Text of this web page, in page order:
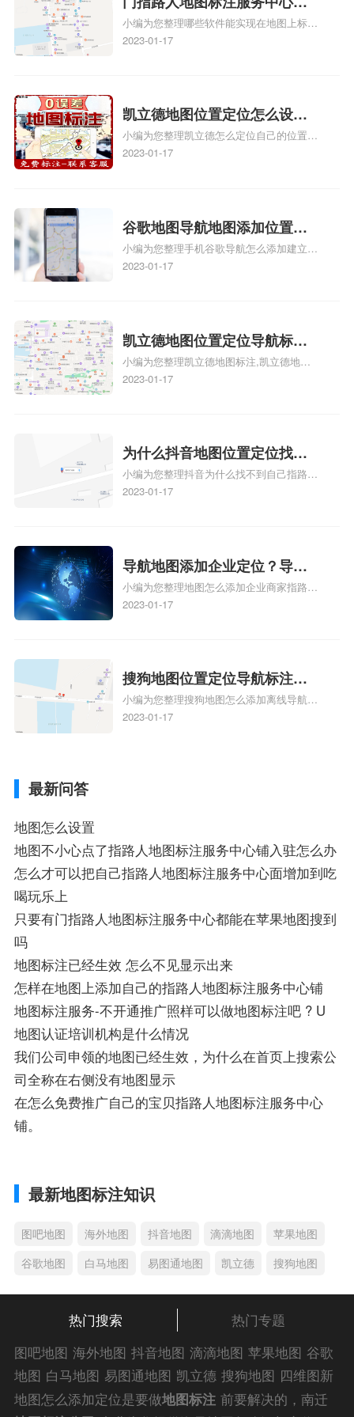
图位置地址标记？门指路人地
图标注服务中心苹果地图位置
小编为您整理哪些软件能实现在地图上标记
门指路人地图标注服务中心位置、门指路人
门指路人地图标注服务中心地址标注上地图
怎么弄相关地图标注知识，详情可查看下方
正文！
2023-01-17
凯立德地图位置定位怎么设置
自己的指路人地图标注服务中
心名？凯立德地图位置定位怎
小编为您整理凯立德怎么定位自己的位置
啊、手机凯立德地图定位怎么设置往上走、
地图标注服务中心铺招牌相关地图标注知
识，详情可查看下方正文！
2023-01-17
谷歌地图导航地图添加位置？
添加谷歌地图导航位置？
小编为您整理手机谷歌导航怎么添加建立多
人位置、如何在地图，谷歌地图添加公司位
2023-01-17
凯立德地图位置定位导航标
注？凯立德地图位置定位,导航,
标注？
小编为您整理凯立德地图标注,凯立德地图
标注怎么做啊、凯立德地图标注,凯立德地
相关地图标注知识，详情可查看下方正文！
2023-01-17
为什么抖音地图位置定位找不
到了？抖音为什么找不到当前
定位了？
小编为您整理抖音为什么找不到自己指路人
地图标注服务中心铺的位置、地图位置更新
服务中心位置、抖音突然不显示定位了相关
地图标注知识，详情可查看下方正文！
2023-01-17
导航地图添加企业定位？导航
定位企业？
小编为您整理地图怎么添加企业商家指路人
地图标注服务中心铺名称、地图怎么添加企
添加企业、地图如何添加企业相关地图标注
知识，详情可查看下方正文！
2023-01-17
搜狗地图位置定位导航标注？
搜狗地图位置定位,导航,标注？
小编为您整理搜狗地图怎么添加离线导航搜
狗地图离线导航怎么用、搜狗地图导航卫星
2023-01-17
最新问答
地图怎么设置
地图不小心点了指路人地图标注服务中心铺入驻怎么办
怎么才可以把自己指路人地图标注服务中心面增加到吃
喝玩乐上
只要有门指路人地图标注服务中心都能在苹果地图搜到
吗
地图标注已经生效 怎么不见显示出来
怎样在地图上添加自己的指路人地图标注服务中心铺
地图标注服务-不开通推广照样可以做地图标注吧 ? U
地图认证培训机构是什么情况
我们公司申领的地图已经生效，为什么在首页上搜索公
司全称在右侧没有地图显示
在怎么免费推广自己的宝贝指路人地图标注服务中心
铺。
最新地图标注知识
图吧地图 海外地图 抖音地图 滴滴地图
苹果地图
谷歌地图
白马地图 易图通地图 凯立德 搜狗地图
热门搜索
热门专题
图吧地图 海外地图 抖音地图 滴滴地图 苹果地图 谷歌
地图 白马地图 易图通地图 凯立德 搜狗地图 四维图新
地图 车载地图 导航地图 手机地图 搜搜地图 好搜地图
地图怎么添加定位是要做地图标注 前要解决的，南迁